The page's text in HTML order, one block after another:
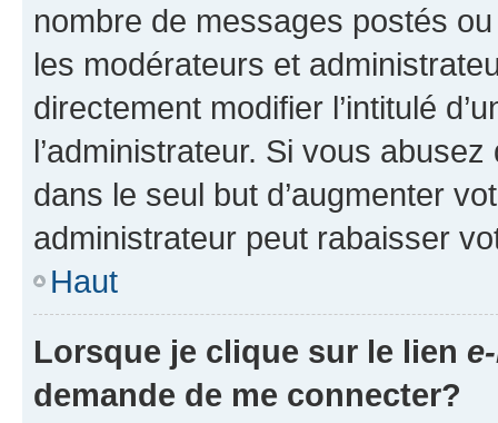
nombre de messages postés
les modérateurs et
directement modifier l’intitulé
l’administrateur. Si vous
dans le seul but d’augmenter
administrateur peut rabaisser
Haut
Lorsque je clique sur le lien
demande de me connecter?